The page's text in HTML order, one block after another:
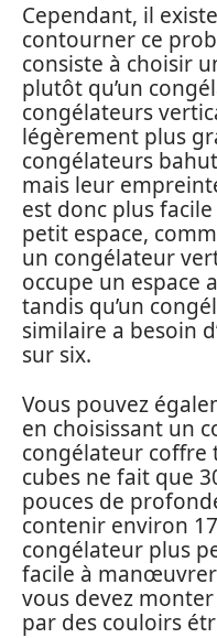
Cependant, il
contourner ce
consiste à choisir
plutôt qu’un
congélateurs
légèrement plus
congélateurs
mais leur
est donc plus
petit espace,
un congélateur
occupe un espace
tandis qu’un
similaire a besoin
sur six.
Vous pouvez
en choisissant un
congélateur coffre
cubes ne fait que
pouces de
contenir environ
congélateur plus
facile à
vous devez
par des couloirs